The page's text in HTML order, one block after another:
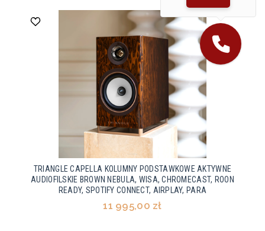
TRIANGLE CAPELLA KOLUMNY PODSTAWKOWE AKTYWNE
AUDIOFILSKIE BROWN NEBULA, WISA, CHROMECAST, ROON
READY, SPOTIFY CONNECT, AIRPLAY, PARA
11 995,00 zł